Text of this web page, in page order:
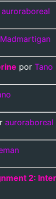
auroraboreal
Madmartigan
por Tano
auroraboreal
2: